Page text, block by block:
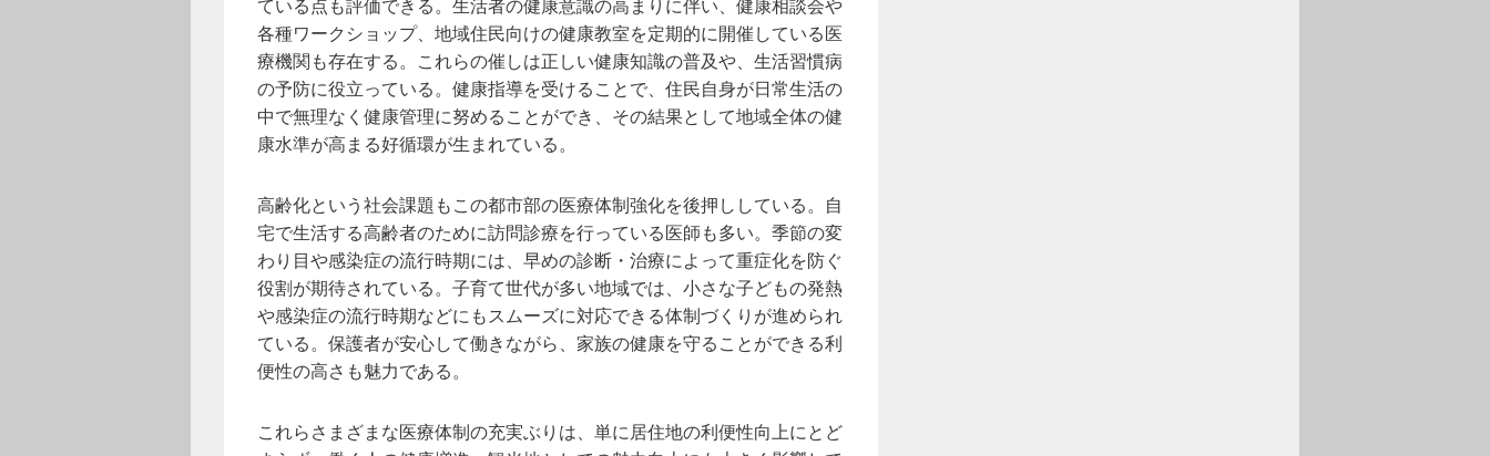
各種ワークショップ、地域住民向けの健康教室を定期的に開催している医
療機関も存在する。これらの催しは正しい健康知識の普及や、生活習慣病
の予防に役立っている。健康指導を受けることで、住民自身が日常生活の
中で無理なく健康管理に努めることができ、その結果として地域全体の健
康水準が高まる好循環が生まれている。
高齢化という社会課題もこの都市部の医療体制強化を後押ししている。自
宅で生活する高齢者のために訪問診療を行っている医師も多い。季節の変
わり目や感染症の流行時期には、早めの診断・治療によって重症化を防ぐ
役割が期待されている。子育て世代が多い地域では、小さな子どもの発熱
や感染症の流行時期などにもスムーズに対応できる体制づくりが進められ
ている。保護者が安心して働きながら、家族の健康を守ることができる利
便性の高さも魅力である。
これらさまざまな医療体制の充実ぶりは、単に居住地の利便性向上にとど